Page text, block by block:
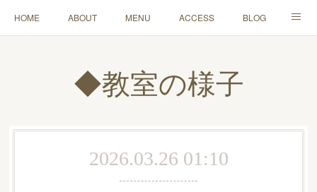
HOME ABOUT MENU ACCESS BLOG
◆教室の様子
2026.03.26 01:10